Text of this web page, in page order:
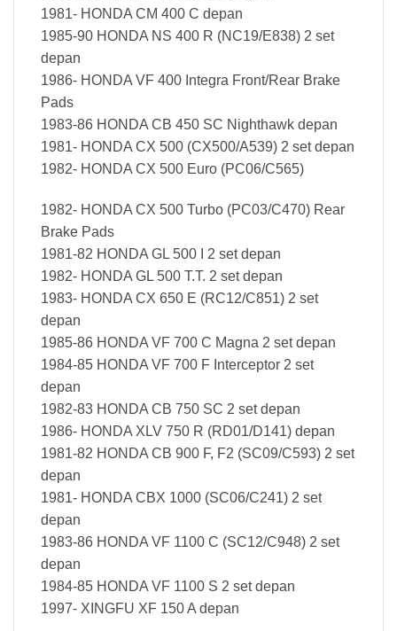
1981- HONDA CM 400 C depan
1985-90 HONDA NS 400 R (NC19/E838) 2 set
depan
1986- HONDA VF 400 Integra Front/Rear Brake
Pads
1983-86 HONDA CB 450 SC Nighthawk depan
1981- HONDA CX 500 (CX500/A539) 2 set depan
1982- HONDA CX 500 Euro (PC06/C565)
1982- HONDA CX 500 Turbo (PC03/C470) Rear
Brake Pads
1981-82 HONDA GL 500 I 2 set depan
1982- HONDA GL 500 T.T. 2 set depan
1983- HONDA CX 650 E (RC12/C851) 2 set
depan
1985-86 HONDA VF 700 C Magna 2 set depan
1984-85 HONDA VF 700 F Interceptor 2 set
depan
1982-83 HONDA CB 750 SC 2 set depan
1986- HONDA XLV 750 R (RD01/D141) depan
1981-82 HONDA CB 900 F, F2 (SC09/C593) 2 set
depan
1981- HONDA CBX 1000 (SC06/C241) 2 set
depan
1983-86 HONDA VF 1100 C (SC12/C948) 2 set
depan
1984-85 HONDA VF 1100 S 2 set depan
1997- XINGFU XF 150 A depan